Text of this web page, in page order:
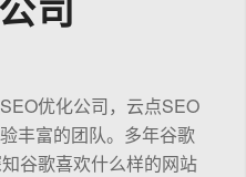
优化公司，云点SEO
丰富的团队。多年谷歌
谷歌喜欢什么样的网站